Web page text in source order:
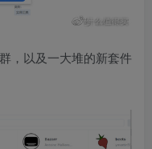
，以及一大堆的新套件